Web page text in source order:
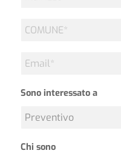
COMUNE
Email
Sono interessato a
Chi sono